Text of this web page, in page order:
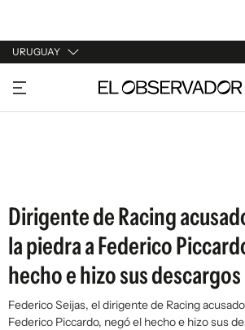
URUGUAY
URUGUAY
ARGENTINA
Dirigente de Racing
la piedra a Federico
hecho e hizo sus descargos
Federico Seijas, el dirigente de Racing
Federico Piccardo, negó el hecho e hizo sus